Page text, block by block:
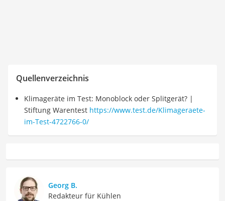
Quellenverzeichnis
Klimageräte im Test: Monoblock oder Splitgerät? |
Stiftung Warentest https://www.test.de/Klimageraete-
im-Test-4722766-0/
Georg B.
Redakteur für Kühlen